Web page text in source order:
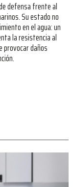
defensa frente al
Su estado no
en el agua: un
la resistencia al
provocar daños